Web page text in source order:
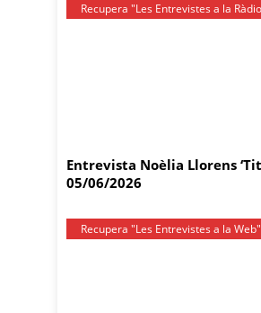
Recupera "Les Entrevistes a la
Entrevista Noèlia Llorens
05/06/2026
Recupera "Les Entrevistes a la Web"